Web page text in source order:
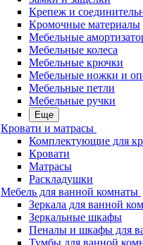
Крепеж и
Кромочные материалы
Мебельные
Мебельные колеса
Мебельные крючки
Мебельные ножки и
Мебельные петли
Мебельные ручки
Еще
Кровати и матрасы
Комплектующие для
Кровати
Матрасы
Раскладушки
Мебель для ванной комнаты
Зеркала для ванной
Зеркальные шкафы
Пеналы и шкафы для
Тумбы для ванной